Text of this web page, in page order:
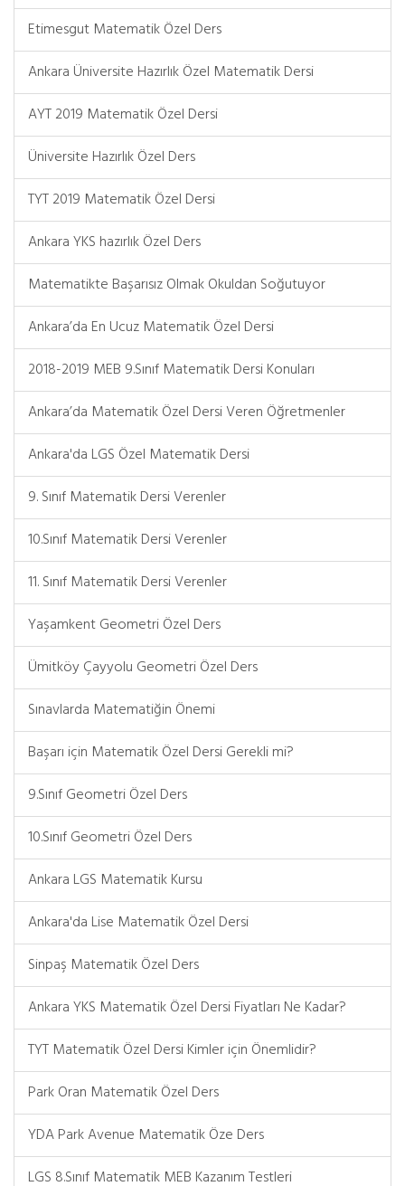
Etimesgut Matematik Özel Ders
Ankara Üniversite Hazırlık Özel Matematik Dersi
AYT 2019 Matematik Özel Dersi
Üniversite Hazırlık Özel Ders
TYT 2019 Matematik Özel Dersi
Ankara YKS hazırlık Özel Ders
Matematikte Başarısız Olmak Okuldan Soğutuyor
Ankara’da En Ucuz Matematik Özel Dersi
2018-2019 MEB 9.Sınıf Matematik Dersi Konuları
Ankara’da Matematik Özel Dersi Veren Öğretmenler
Ankara'da LGS Özel Matematik Dersi
9. Sınıf Matematik Dersi Verenler
10.Sınıf Matematik Dersi Verenler
11. Sınıf Matematik Dersi Verenler
Yaşamkent Geometri Özel Ders
Ümitköy Çayyolu Geometri Özel Ders
Sınavlarda Matematiğin Önemi
Başarı için Matematik Özel Dersi Gerekli mi?
9.Sınıf Geometri Özel Ders
10.Sınıf Geometri Özel Ders
Ankara LGS Matematik Kursu
Ankara'da Lise Matematik Özel Dersi
Sinpaş Matematik Özel Ders
Ankara YKS Matematik Özel Dersi Fiyatları Ne Kadar?
TYT Matematik Özel Dersi Kimler için Önemlidir?
Park Oran Matematik Özel Ders
YDA Park Avenue Matematik Öze Ders
LGS 8.Sınıf Matematik MEB Kazanım Testleri